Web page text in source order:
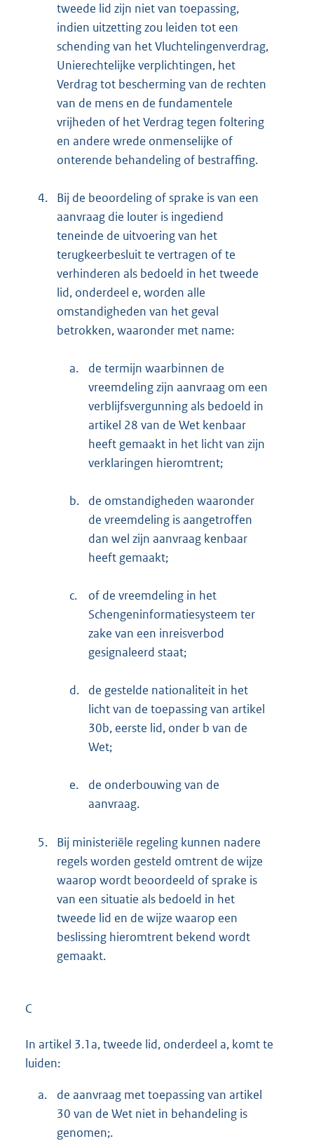
tweede lid zijn niet van toepassing,
indien uitzetting zou leiden tot een
schending van het Vluchtelingenverdrag,
Unierechtelijke verplichtingen, het
Verdrag tot bescherming van de rechten
van de mens en de fundamentele
vrijheden of het Verdrag tegen foltering
en andere wrede onmenselijke of
onterende behandeling of bestraffing.
4.
Bij de beoordeling of sprake is van een
aanvraag die louter is ingediend
teneinde de uitvoering van het
terugkeerbesluit te vertragen of te
verhinderen als bedoeld in het tweede
lid, onderdeel e, worden alle
omstandigheden van het geval
betrokken, waaronder met name:
a.
de termijn waarbinnen de
vreemdeling zijn aanvraag om een
verblijfsvergunning als bedoeld in
artikel 28 van de Wet kenbaar
heeft gemaakt in het licht van zijn
verklaringen hieromtrent;
b.
de omstandigheden waaronder
de vreemdeling is aangetroffen
dan wel zijn aanvraag kenbaar
heeft gemaakt;
c.
of de vreemdeling in het
Schengeninformatiesysteem ter
zake van een inreisverbod
gesignaleerd staat;
d.
de gestelde nationaliteit in het
licht van de toepassing van artikel
30b, eerste lid, onder b van de
Wet;
e.
de onderbouwing van de
aanvraag.
5.
Bij ministeriële regeling kunnen nadere
regels worden gesteld omtrent de wijze
waarop wordt beoordeeld of sprake is
van een situatie als bedoeld in het
tweede lid en de wijze waarop een
beslissing hieromtrent bekend wordt
gemaakt.
C
In artikel 3.1a, tweede lid, onderdeel a, komt te
luiden:
a.
de aanvraag met toepassing van artikel
30 van de Wet niet in behandeling is
genomen;.